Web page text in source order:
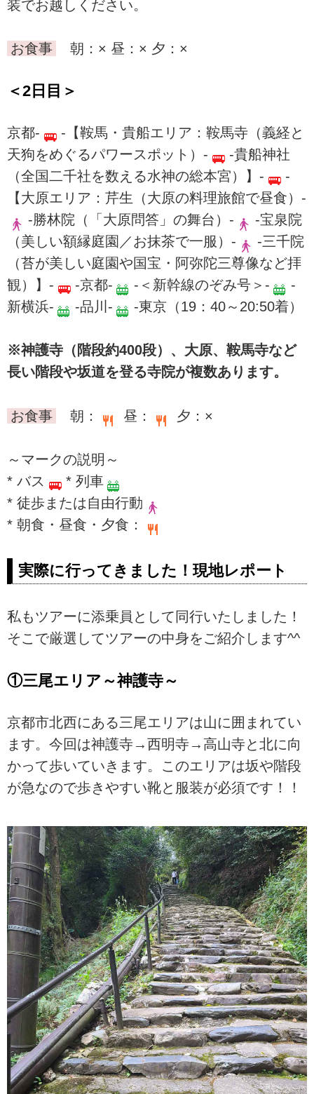
装でお越しください。
お食事 朝：× 昼：× 夕：×
＜2日目＞
京都-
-【鞍馬・貴船エリア：鞍馬寺（義経と
天狗をめぐるパワースポット）-
-貴船神社
（全国二千社を数える水神の総本宮）】-
-
【大原エリア：芹生（大原の料理旅館で昼食）-
-勝林院（「大原問答」の舞台）-
-宝泉院
（美しい額縁庭園／お抹茶で一服）-
-三千院
（苔が美しい庭園や国宝・阿弥陀三尊像など拝
観）】-
-京都- -＜新幹線のぞみ号＞-
-
新横浜-
-品川- -東京（19：40～20:50着）
※神護寺（階段約400段）、大原、鞍馬寺など
長い階段や坂道を登る寺院が複数あります。
お食事 朝： 昼： 夕：×
～マークの説明～
* バス
* 列車
* 徒歩または自由行動
* 朝食・昼食・夕食：
実際に行ってきました！現地レポート
私もツアーに添乗員として同行いたしました！
そこで厳選してツアーの中身をご紹介します^^
①三尾エリア～神護寺～
京都市北西にある三尾エリアは山に囲まれてい
ます。今回は神護寺→西明寺→高山寺と北に向
かって歩いていきます。このエリアは坂や階段
が急なので歩きやすい靴と服装が必須です！！